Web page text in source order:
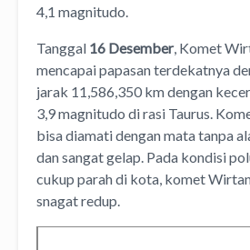
4,1 magnitudo.
Tanggal 16 Desember, Komet
mencapai papasan terdekatnya
jarak 11,586,350 km dengan
3,9 magnitudo di rasi Taurus.
bisa diamati dengan mata tanpa
dan sangat gelap. Pada kondisi
cukup parah di kota, komet
snagat redup.